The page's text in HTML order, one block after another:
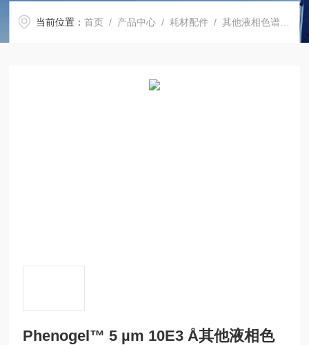
当前位置：首页 / 产品中心 / 耗材配件 /其他液相色谱柱 /
Phenogel™ 5 µm 10E3 Å其他液相色